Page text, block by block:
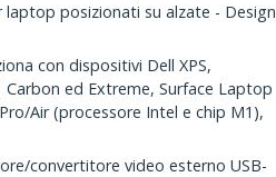
posizionati su alzate - Design
con dispositivi Dell XPS,
ed Extreme, Surface Laptop
Air (processore Intel e chip M1),
convertitore video esterno USB-